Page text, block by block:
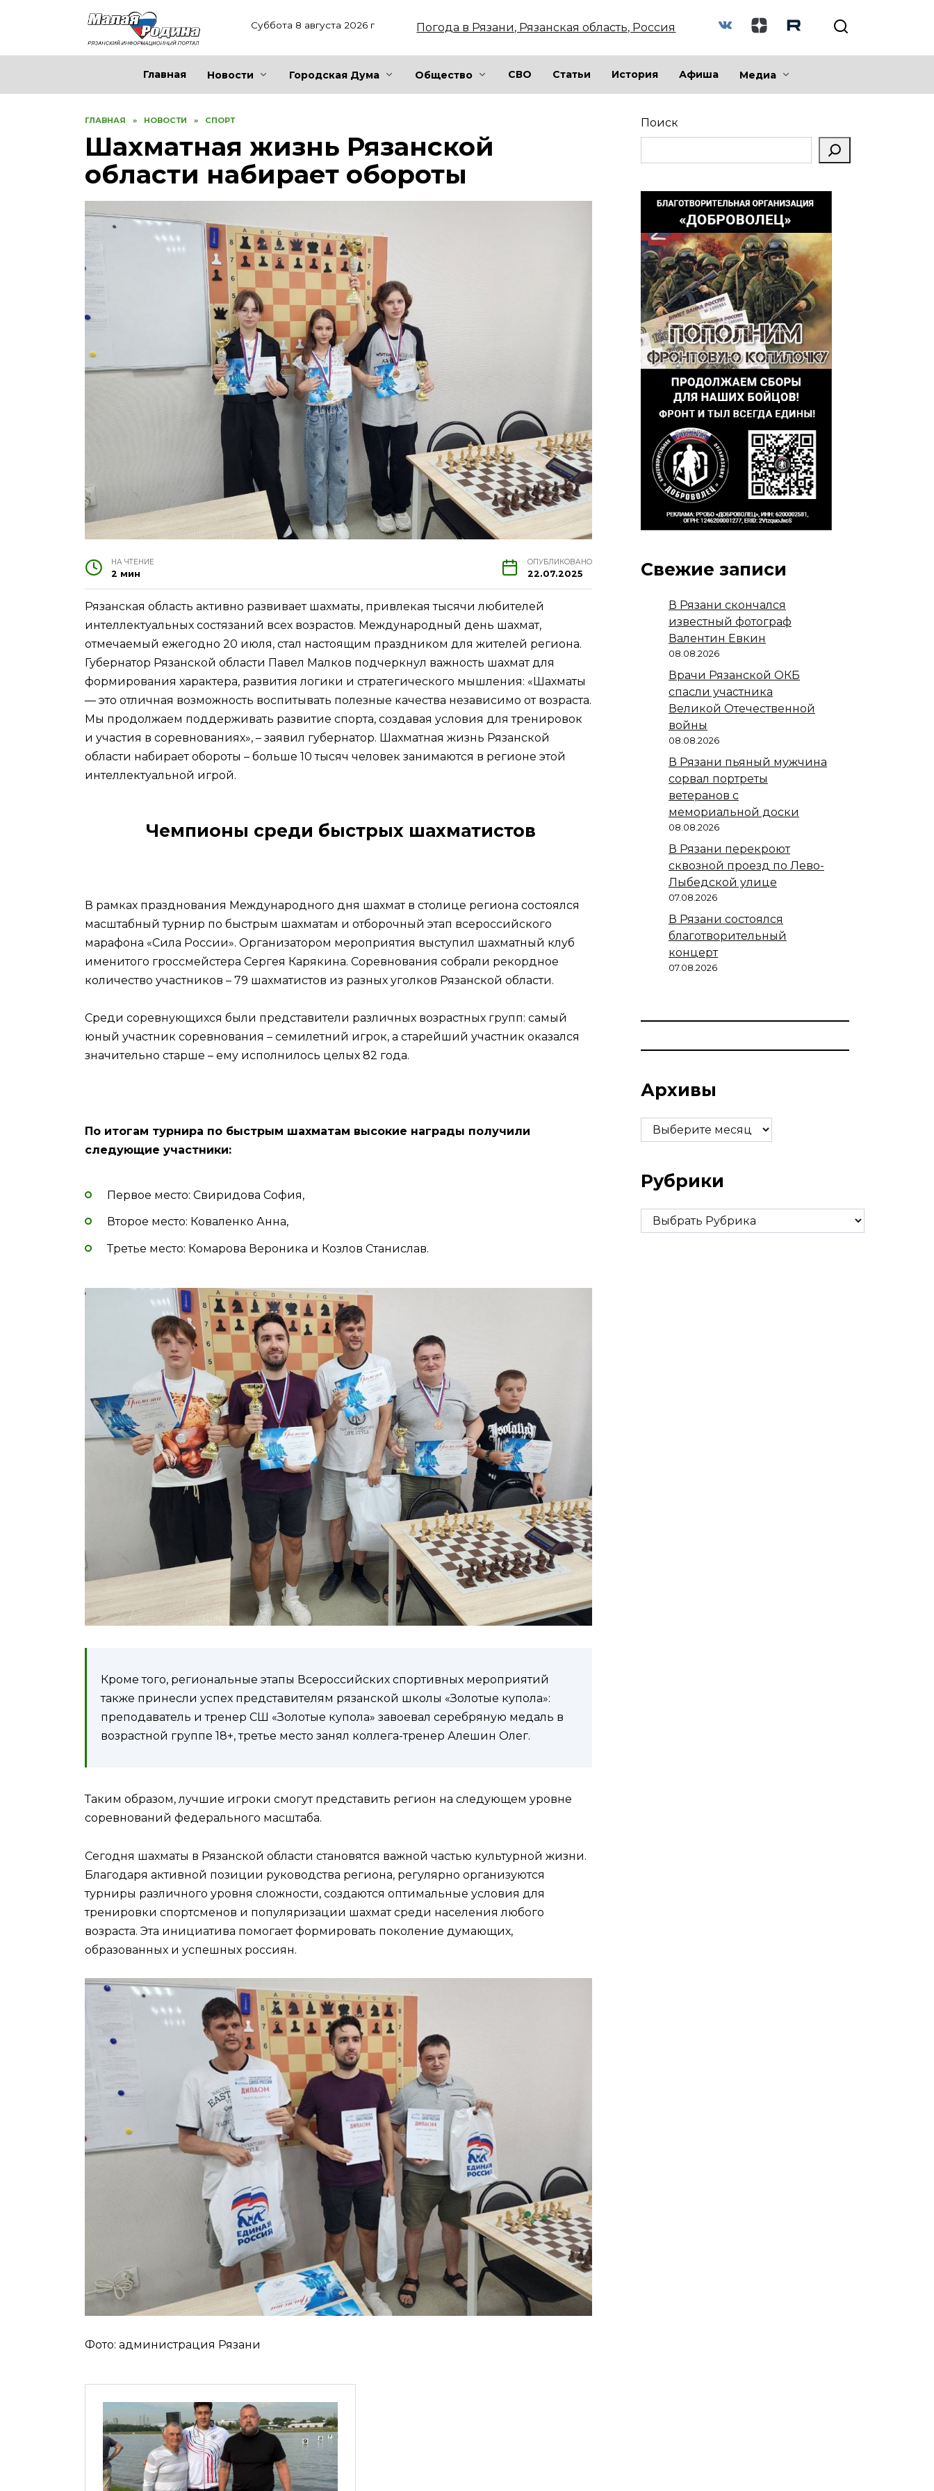
Суббота 8 августа 2026 г Погода в Рязани, Рязанская область, Россия
Главная Новости Городская Дума Общество СВО Статьи История Афиша Медиа
ГЛАВНАЯ » НОВОСТИ » СПОРТ
Шахматная жизнь Рязанской
области набирает обороты
НА ЧТЕНИЕ
2 мин
ОПУБЛИКОВАНО
22.07.2025
Рязанская область активно развивает шахматы, привлекая тысячи любителей
интеллектуальных состязаний всех возрастов. Международный день шахмат,
отмечаемый ежегодно 20 июля, стал настоящим праздником для жителей региона.
Губернатор Рязанской области Павел Малков подчеркнул важность шахмат для
формирования характера, развития логики и стратегического мышления: «Шахматы
— это отличная возможность воспитывать полезные качества независимо от возраста.
Мы продолжаем поддерживать развитие спорта, создавая условия для тренировок
и участия в соревнованиях», – заявил губернатор. Шахматная жизнь Рязанской
области набирает обороты – больше 10 тысяч человек занимаются в регионе этой
интеллектуальной игрой.
Чемпионы среди быстрых шахматистов
В рамках празднования Международного дня шахмат в столице региона состоялся
масштабный турнир по быстрым шахматам и отборочный этап всероссийского
марафона «Сила России». Организатором мероприятия выступил шахматный клуб
именитого гроссмейстера Сергея Карякина. Соревнования собрали рекордное
количество участников – 79 шахматистов из разных уголков Рязанской области.
Среди соревнующихся были представители различных возрастных групп: самый
юный участник соревнования – семилетний игрок, а старейший участник оказался
значительно старше – ему исполнилось целых 82 года.
По итогам турнира по быстрым шахматам высокие награды получили
следующие участники:
Первое место: Свиридова София,
Второе место: Коваленко Анна,
Третье место: Комарова Вероника и Козлов Станислав.
Кроме того, региональные этапы Всероссийских спортивных мероприятий
также принесли успех представителям рязанской школы «Золотые купола»:
преподаватель и тренер СШ «Золотые купола» завоевал серебряную медаль в
возрастной группе 18+, третье место занял коллега-тренер Алешин Олег.
Таким образом, лучшие игроки смогут представить регион на следующем уровне
соревнований федерального масштаба.
Сегодня шахматы в Рязанской области становятся важной частью культурной жизни.
Благодаря активной позиции руководства региона, регулярно организуются
турниры различного уровня сложности, создаются оптимальные условия для
тренировки спортсменов и популяризации шахмат среди населения любого
возраста. Эта инициатива помогает формировать поколение думающих,
образованных и успешных россиян.
Фото: администрация Рязани
Поиск
Свежие записи
В Рязани скончался
известный фотограф
Валентин Евкин
08.08.2026
Врачи Рязанской ОКБ
спасли участника
Великой Отечественной
войны
08.08.2026
В Рязани пьяный мужчина
сорвал портреты
ветеранов с
мемориальной доски
08.08.2026
В Рязани перекроют
сквозной проезд по Лево-
Лыбедской улице
07.08.2026
В Рязани состоялся
благотворительный
концерт
07.08.2026
Архивы
Архивы
Рубрики
Рубрики